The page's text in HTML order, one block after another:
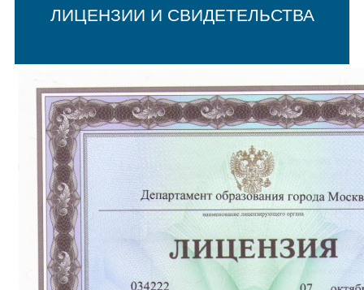
ЛИЦЕНЗИИ И СВИДЕТЕЛЬСТВА